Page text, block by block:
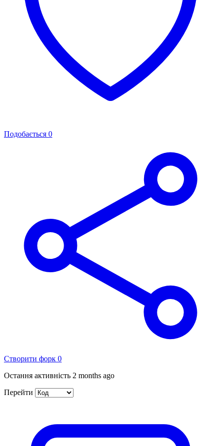
Подобається 0
Створити форк 0
Остання активність 2 months ago
Перейти